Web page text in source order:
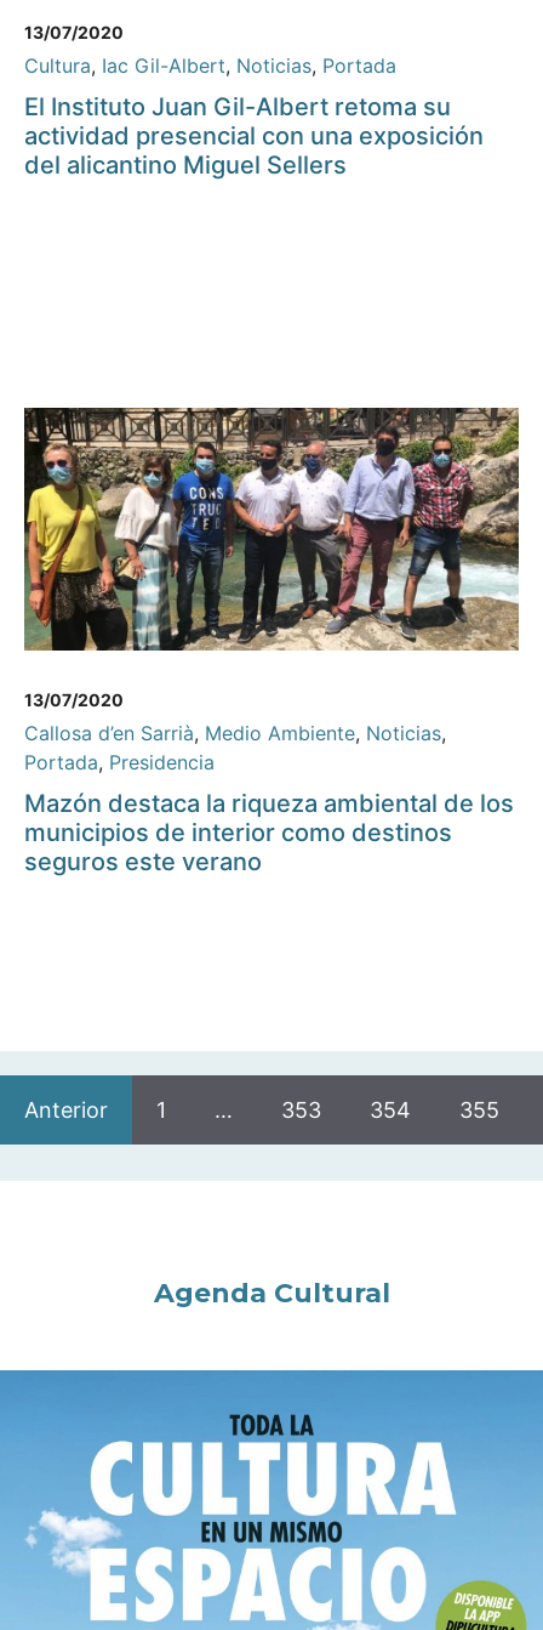
13/07/2020
Cultura, Iac Gil-Albert, Noticias, Portada
El Instituto Juan Gil-Albert retoma su
actividad presencial con una exposición
del alicantino Miguel Sellers
13/07/2020
Callosa d’en Sarrià, Medio Ambiente, Noticias,
Portada, Presidencia
Mazón destaca la riqueza ambiental de los
municipios de interior como destinos
seguros este verano
Anterior 1 … 353 354 355
Agenda Cultural